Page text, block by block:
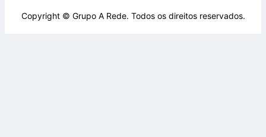
Copyright © Grupo A Rede. Todos os direitos reservados.